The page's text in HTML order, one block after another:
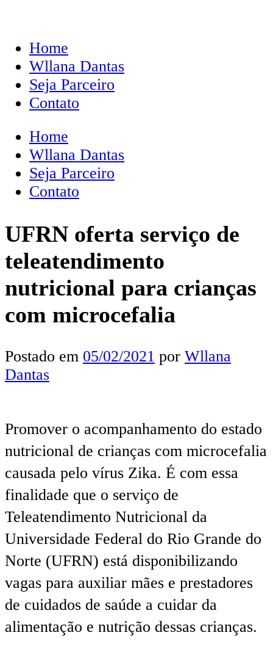
Home
Wllana Dantas
Seja Parceiro
Contato
Home
Wllana Dantas
Seja Parceiro
Contato
UFRN oferta serviço de
teleatendimento
nutricional para crianças
com microcefalia
Postado em 05/02/2021 por Wllana
Dantas
Promover o acompanhamento do estado
nutricional de crianças com microcefalia
causada pelo vírus Zika. É com essa
finalidade que o serviço de
Teleatendimento Nutricional da
Universidade Federal do Rio Grande do
Norte (UFRN) está disponibilizando
vagas para auxiliar mães e prestadores
de cuidados de saúde a cuidar da
alimentação e nutrição dessas crianças.